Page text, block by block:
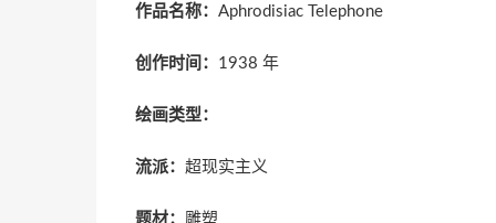
作品名称： Aphrodisiac Telephone
创作时间： 1938 年
绘画类型：
流派： 超现实主义
题材： 雕塑